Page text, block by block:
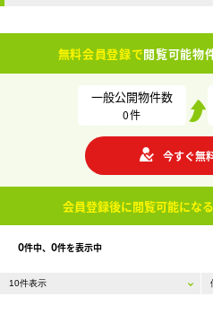
無料会員登録で閲覧可能物
一般公開物件数
0件
今すぐ無
会員登録後に閲覧可能になる
0件中、 0件を表示中